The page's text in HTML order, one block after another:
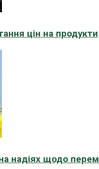
цін на продукти
надіях щодо